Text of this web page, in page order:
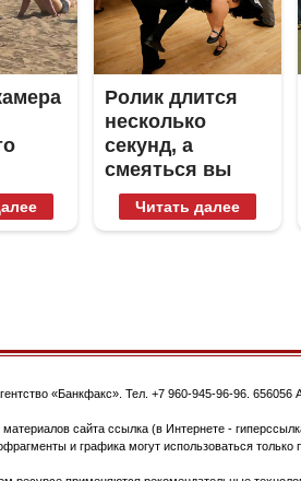
Ролик длится
несколько
секунд, а
смеяться вы
будете долго
Читать далее
«Банкфакс» . Тел. +7 960-945-96-96 656056
сайта ссылка (в Интернете -
и графика могут использоваться